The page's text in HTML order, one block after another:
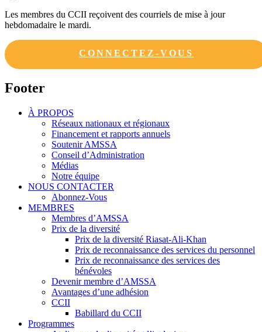
Les membres du CCII reçoivent des courriels de mise à jour
hebdomadaire le mardi.
CONNECTEZ-VOUS
Footer
À PROPOS
Réseaux nationaux et régionaux
Financement et rapports annuels
Soutenir AMSSA
Conseil d’Administration
Médias
Notre équipe
NOUS CONTACTER
Abonnez-Vous
MEMBRES
Membres d’AMSSA
Prix de la diversité
Prix de la diversité Riasat-Ali-Khan
Prix de reconnaissance des services du personnel
Prix de reconnaissance des services des
bénévoles
Devenir membre d’AMSSA
Avantages d’une adhésion
CCII
Babillard du CCII
Programmes